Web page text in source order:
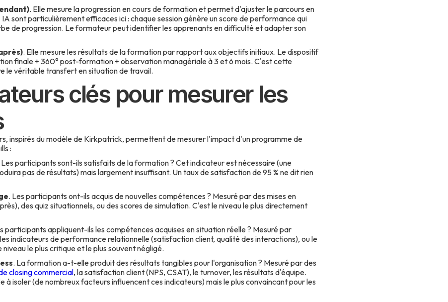
. Elle mesure la progression en cours de formation et permet d'ajuster le parcours en
sont particulièrement efficaces ici : chaque session génère un score de performance qui
de progression. Le formateur peut identifier les apprenants en difficulté et adapter son
. Elle mesure les résultats de la formation par rapport aux objectifs initiaux. Le dispositif
finale + 360° post-formation + observation managériale à 3 et 6 mois. C'est cette
le véritable transfert en situation de travail.
clés pour mesurer les
inspirés du modèle de Kirkpatrick, permettent de mesurer l'impact d'un programme de
:
participants sont-ils satisfaits de la formation ? Cet indicateur est nécessaire (une
pas de résultats) mais largement insuffisant. Un taux de satisfaction de 95 % ne dit rien
. Les participants ont-ils acquis de nouvelles compétences ? Mesuré par des mises en
des quiz situationnels, ou des scores de simulation. C'est le niveau le plus directement
participants appliquent-ils les compétences acquises en situation réelle ? Mesuré par
indicateurs de performance relationnelle (satisfaction client, qualité des interactions), ou le
le plus critique et le plus souvent négligé.
. La formation a-t-elle produit des résultats tangibles pour l'organisation ? Mesuré par des
closing commercial, la satisfaction client (NPS, CSAT), le turnover, les résultats d'équipe.
à isoler (de nombreux facteurs influencent ces indicateurs) mais le plus convaincant pour les